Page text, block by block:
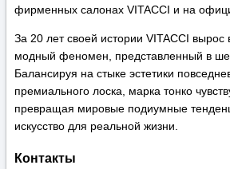
фирменных салонах VITACCI и на
За 20 лет своей истории VITACCI
модный феномен, представленный в
Балансируя на стыке эстетики
премиального лоска, марка тонко
превращая мировые подиумные
искусство для реальной жизни.
Контакты